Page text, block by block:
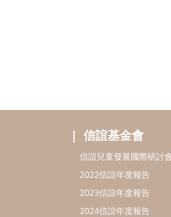
信誼基金會
信誼兒童發展國際研討
2022信誼年度報告
2023信誼年度報告
2024信誼年度報告